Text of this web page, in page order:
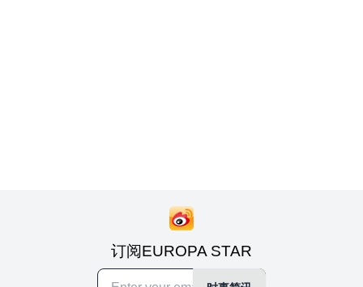
订阅EUROPA STAR